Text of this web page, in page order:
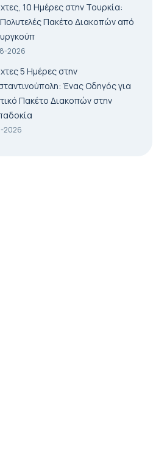
10 Ημέρες στην Τουρκία:
Πακέτο Διακοπών από
2026
5 Ημέρες στην
Ένας Οδηγός για
Πακέτο Διακοπών στην
2026